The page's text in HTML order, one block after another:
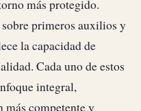
más protegido.
primeros auxilios y
la capacidad de
Cada uno de estos
integral,
más competente y